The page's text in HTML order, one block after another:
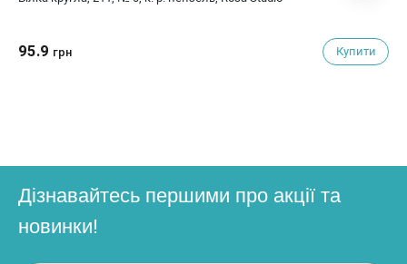
95.9 грн Купити
Дізнавайтесь першими про акції та
новинки!